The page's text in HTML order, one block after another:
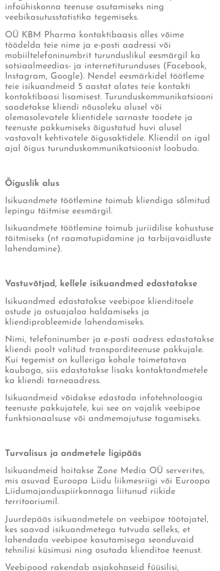
infoühiskonna teenuse osutamiseks ning
veebikasutusstatistika tegemiseks.
OÜ KBM Pharma kontaktibaasis olles võime
töödelda teie nime ja e-posti aadressi või
mobiiltelefoninumbrit turunduslikul eesmärgil ka
sotsiaalmeedias- ja internetiturunduses (Facebook,
Instagram, Google). Nendel eesmärkidel töötleme
teie isikuandmeid 5 aastat alates teie kontakti
kontaktibaasi lisamisest. Turunduskommunikatsiooni
saadetakse kliendi nõusoleku alusel või
olemasolevatele klientidele sarnaste toodete ja
teenuste pakkumiseks õigustatud huvi alusel
vastavalt kehtivatele õigusaktidele. Kliendil on igal
ajal õigus turunduskommunikatsioonist loobuda.
Õiguslik alus
Isikuandmete töötlemine toimub kliendiga sõlmitud
lepingu täitmise eesmärgil.
Isikuandmete töötlemine toimub juriidilise kohustuse
täitmiseks (nt raamatupidamine ja tarbijavaidluste
lahendamine).
Vastuvõtjad, kellele isikuandmed edastatakse
Isikuandmed edastatakse veebipoe klienditoele
ostude ja ostuajaloo haldamiseks ja
kliendiprobleemide lahendamiseks.
Nimi, telefoninumber ja e-posti aadress edastatakse
kliendi poolt valitud transporditeenuse pakkujale.
Kui tegemist on kulleriga kohale toimetatava
kaubaga, siis edastatakse lisaks kontaktandmetele
ka kliendi tarneaadress.
Isikuandmeid võidakse edastada infotehnoloogia
teenuste pakkujatele, kui see on vajalik veebipoe
funktsionaalsuse või andmemajutuse tagamiseks.
Turvalisus ja andmetele ligipääs
Isikuandmeid hoitakse Zone Media OÜ serverites,
mis asuvad Euroopa Liidu liikmesriigi või Euroopa
Liidumajanduspiirkonnaga liitunud riikide
territooriumil.
Juurdepääs isikuandmetele on veebipoe töötajatel,
kes saavad isikuandmetega tutvuda selleks, et
lahendada veebipoe kasutamisega seonduvaid
tehnilisi küsimusi ning osutada klienditoe teenust.
Veebipood rakendab asjakohaseid füüsilisi,